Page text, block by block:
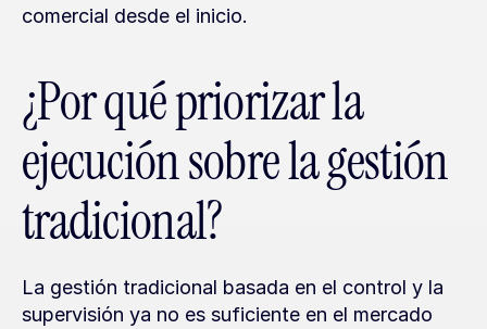
comercial desde el inicio.
¿Por qué priorizar la
ejecución sobre la gestión
tradicional?
La gestión tradicional basada en el control y la
supervisión ya no es suficiente en el mercado